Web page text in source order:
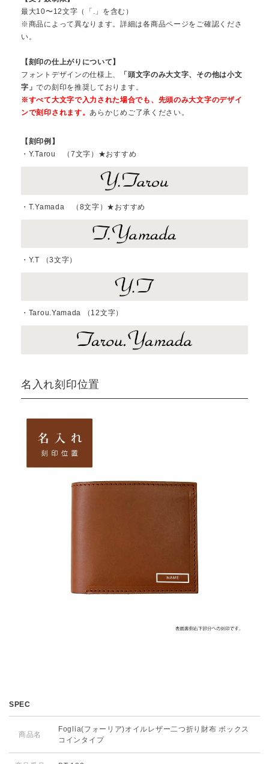
最大10〜12文字（「.」を含む）
※商品によって異なります。詳細は各商品ページをご確認くださ
い。
【刻印の仕上がりについて】
フォントデザインの仕様上、
「頭文字のみ大文字、その他は小文
字」での刻印を推奨しております。
※すべて大文字で入力された場合でも、先頭のみ大文字のデザイ
ンで刻印されます。 あらかじめご了承ください。
【刻印例】
・Y.Tarou （7文字）★おすすめ
・T.Yamada （8文字）★おすすめ
・Y.T （3文字）
・Tarou.Yamada （12文字）
名入れ刻印位置
SPEC
商品名
Foglia(フォーリア)オイルレザー二つ折り財布 ボックス
コインタイプ